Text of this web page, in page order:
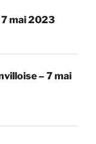
mai 2023
– 7 mai